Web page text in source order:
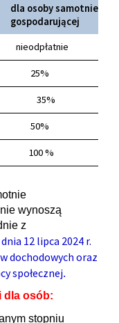
dla osoby samotnie
gospodarującej
nieodpłatnie
25%
35%
50%
100 %
wynoszą
z
12 lipca 2024 r.
dochodowych oraz
społecznej.
dla osób:
stopniu